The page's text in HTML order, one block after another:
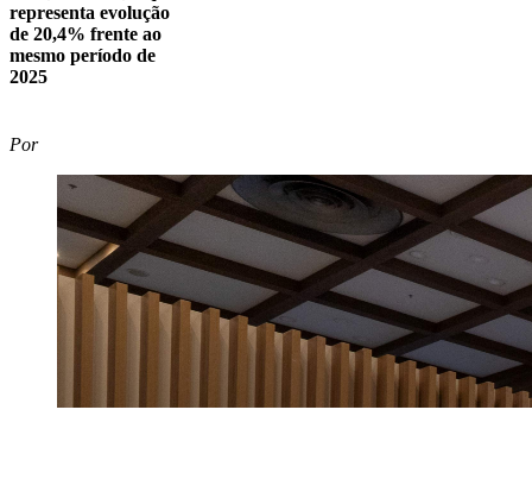
representa evolução
de 20,4% frente ao
mesmo período de
2025
Por